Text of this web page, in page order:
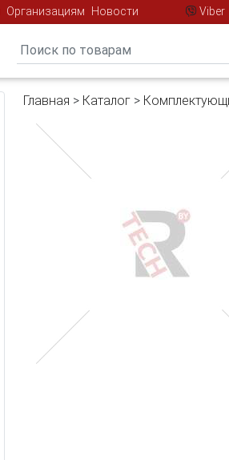
Организациям Новости Viber
Главная > Каталог >